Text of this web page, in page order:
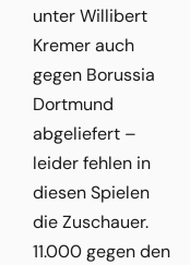
unter Willibert
Kremer auch
gegen Borussia
Dortmund
abgeliefert –
leider fehlen in
diesen Spielen
die Zuschauer.
11.000 gegen den